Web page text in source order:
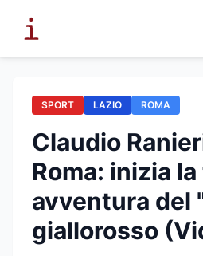
SPORT LAZIO ROMA
Claudio
Roma: inizia
avventura del
giallorosso